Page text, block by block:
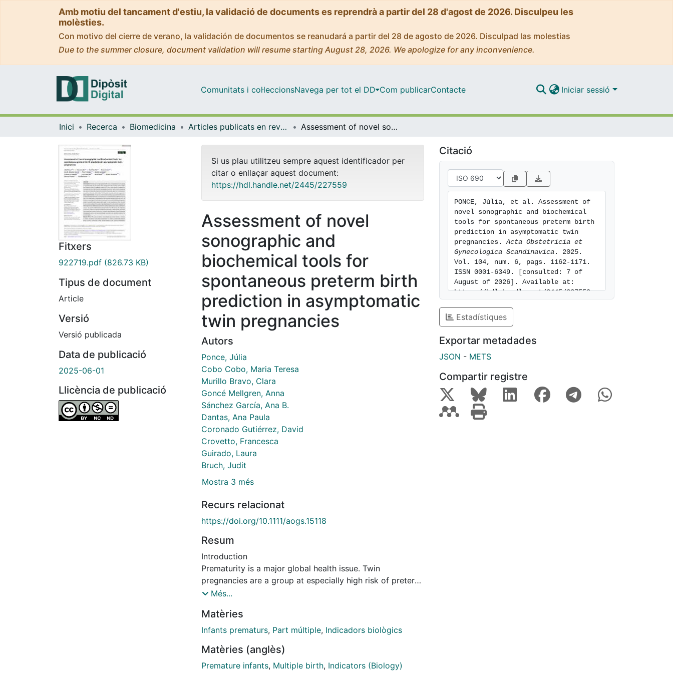
Amb motiu del tancament d'estiu, la validació de documents es reprendrà a partir del 28 d'agost de 2026. Disculpeu les
molèsties.
Con motivo del cierre de verano, la validación de documentos se reanudará a partir del 28 de agosto de 2026. Disculpad las molestias
Due to the summer closure, document validation will resume starting August 28, 2026. We apologize for any inconvenience.
Comunitats i col·leccionsNavega per tot el DD Com publicarContacte Iniciar sessió
Inici Recerca Biomedicina Articles publicats en revistes (Biomedicina) Assessment of novel sonographic and biochemical tools for spontaneous preterm birth prediction in asymptomatic twin pregnancies
Fitxers
922719.pdf (826.73 KB)
Tipus de document
Article
Versió
Versió publicada
Data de publicació
2025-06-01
Llicència de publicació
Si us plau utilitzeu sempre aquest identificador per
citar o enllaçar aquest document:
https://hdl.handle.net/2445/227559
Assessment of novel
sonographic and
biochemical tools for
spontaneous preterm birth
prediction in asymptomatic
twin pregnancies
Autors
Ponce, Júlia
Cobo Cobo, Maria Teresa
Murillo Bravo, Clara
Goncé Mellgren, Anna
Sánchez García, Ana B.
Dantas, Ana Paula
Coronado Gutiérrez, David
Crovetto, Francesca
Guirado, Laura
Bruch, Judit
Mostra 3 més
Recurs relacionat
https://doi.org/10.1111/aogs.15118
Resum
Introduction
Prematurity is a major global health issue. Twin
pregnancies are a group at especially high risk of preterm
birth. Sonographic mid-trimester cervical length has
aimed to evaluate the association between mid-trimester
sonographic markers of early cervical remodeling and
alone or in combination, as predictors of preterm birth
before 34+0 weeks in asymptomatic twin pregnancies.
Més...
Matèries
Infants prematurs, Part múltiple, Indicadors biològics
Matèries (anglès)
Premature infants, Multiple birth, Indicators (Biology)
Citació
PONCE, Júlia, et al. Assessment of
novel sonographic and biochemical
tools for spontaneous preterm birth
prediction in asymptomatic twin
pregnancies. Acta Obstetricia et
Gynecologica Scandinavica . 2025.
Vol. 104, num. 6, pags. 1162-1171.
ISSN 0001-6349. [consulted: 7 of
August of 2026]. Available at:
https://hdl.handle.net/2445/227559
Estadístiques
Exportar metadades
JSON - METS
Compartir registre